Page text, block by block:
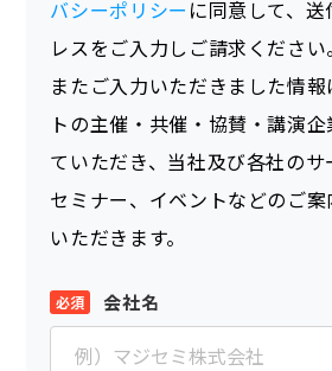
バシーポリシー に同意して、
レスをご入力しご請求ください。
またご入力いただきました情
トの主催・共催・協賛・講演
ていただき、当社及び各社のサ
セミナー、イベントなどのご
いただきます。
会社名